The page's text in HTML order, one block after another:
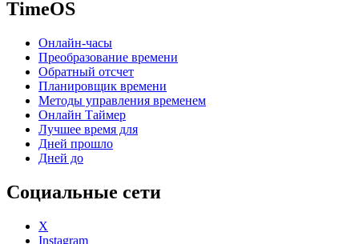
TimeOS
Онлайн-часы
Преобразование времени
Обратный отсчет
Планировщик времени
Методы управления временем
Онлайн Таймер
Лучшее время для
Дней прошло
Дней до
Социальные сети
X
Instagram